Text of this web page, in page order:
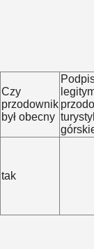
Czy
przodownik
był obecny
tak